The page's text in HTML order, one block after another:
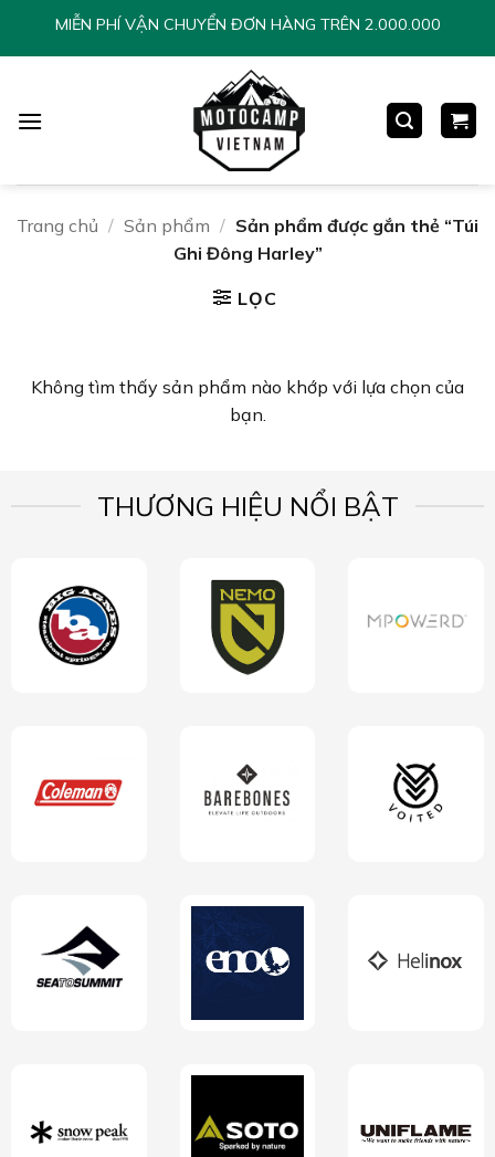
ChuyểnMIỄN PHÍ VẬN CHUYỂN ĐƠN HÀNG TRÊN 2.000.000
Trang chủ / Sản phẩm / Sản phẩm được gắn thẻ “Túi
Ghi Đông Harley”
LỌC
Không tìm thấy sản phẩm nào khớp với lựa chọn của
bạn.
THƯƠNG HIỆU NỔI BẬT